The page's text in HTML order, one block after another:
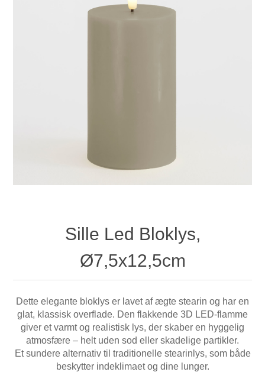
Sille Led Bloklys,
Ø7,5x12,5cm
Dette elegante bloklys er lavet af ægte stearin og har en
glat, klassisk overflade. Den flakkende 3D LED-flamme
giver et varmt og realistisk lys, der skaber en hyggelig
atmosfære – helt uden sod eller skadelige partikler.
Et sundere alternativ til traditionelle stearinlys, som både
beskytter indeklimaet og dine lunger.